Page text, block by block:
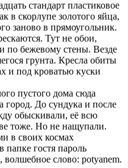
стандарт пластиковое
в скорлупе золотого яйца,
заново в прямоугольник.
Тут не обои,
по бежевому стены. Везде
грунта. Кресла обиты
и под кроватью куски
пустого дома сюда
город. До сундука и после
обыскивали, её всю
тоже. Но не нащупали.
в своих космах
папке гостя пароль
слово: potyanem.